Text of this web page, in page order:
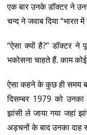
एक बार उनके डॉक्टर ने
चन्द ने जवाब दिया “भारत
“ऐसा क्यों है?” डॉक्टर ने
भकोसना चाहते हैं. काम
ऐसा कहने के कुछ ही समय
दिसम्बर 1979 को
झांसी ले जाया गया जहां
अड़चनों के बाद उनका दाह